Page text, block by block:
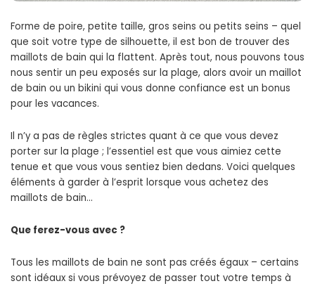
Forme de poire, petite taille, gros seins ou petits seins – quel
que soit votre type de silhouette, il est bon de trouver des
maillots de bain qui la flattent. Après tout, nous pouvons tous
nous sentir un peu exposés sur la plage, alors avoir un maillot
de bain ou un bikini qui vous donne confiance est un bonus
pour les vacances.
Il n’y a pas de règles strictes quant à ce que vous devez
porter sur la plage ; l’essentiel est que vous aimiez cette
tenue et que vous vous sentiez bien dedans. Voici quelques
éléments à garder à l’esprit lorsque vous achetez des
maillots de bain…
Que ferez-vous avec ?
Tous les maillots de bain ne sont pas créés égaux – certains
sont idéaux si vous prévoyez de passer tout votre temps à